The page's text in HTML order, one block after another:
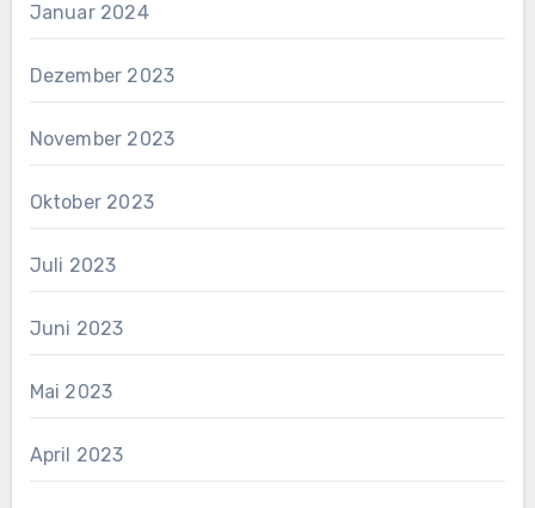
Januar 2024
Dezember 2023
November 2023
Oktober 2023
Juli 2023
Juni 2023
Mai 2023
April 2023